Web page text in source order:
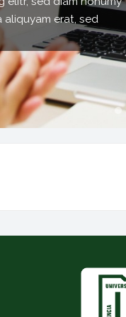
erat, sed
Bloques